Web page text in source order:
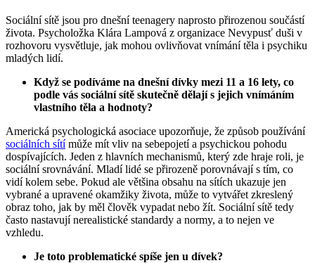
Sociální sítě jsou pro dnešní teenagery naprosto přirozenou součástí
života. Psycholožka Klára Lampová z organizace Nevypusť duši v
rozhovoru vysvětluje, jak mohou ovlivňovat vnímání těla i psychiku
mladých lidí.
Když se podíváme na dnešní dívky mezi 11 a 16 lety, co
podle vás sociální sítě skutečně dělají s jejich vnímáním
vlastního těla a hodnoty?
Americká psychologická asociace upozorňuje, že způsob používání
sociálních sítímůže mít vliv na sebepojetí a psychickou pohodu
dospívajících. Jeden z hlavních mechanismů, který zde hraje roli, je
sociální srovnávání. Mladí lidé se přirozeně porovnávají s tím, co
vidí kolem sebe. Pokud ale většina obsahu na sítích ukazuje jen
vybrané a upravené okamžiky života, může to vytvářet zkreslený
obraz toho, jak by měl člověk vypadat nebo žít. Sociální sítě tedy
často nastavují nerealistické standardy a normy, a to nejen ve
vzhledu.
Je toto problematické spíše jen u dívek?